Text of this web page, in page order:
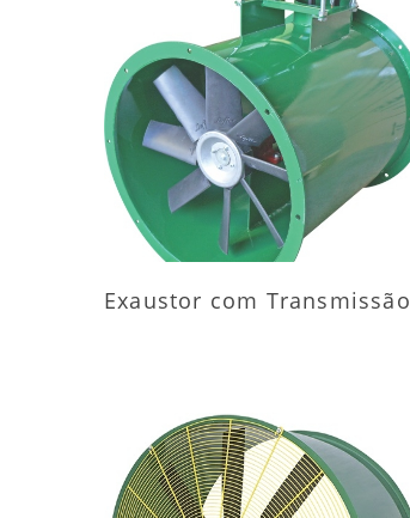
MAIS INFORMAÇÕES
Exaustor com Transmissão